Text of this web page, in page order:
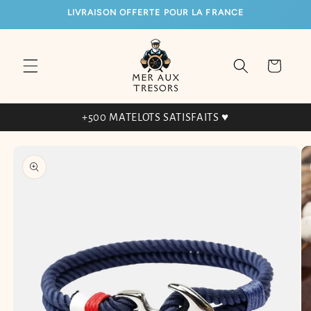
AU
LIVRAISON OFFERTE POUR LA FRANCE
Panier
+500 MATELOTS SATISFAITS ♥
INFORMATIONS
PRODUITS